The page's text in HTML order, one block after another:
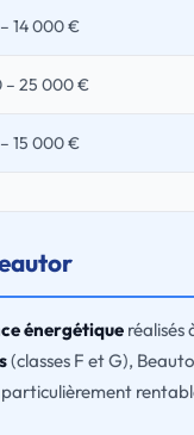
14 000 €
– 25 000 €
15 000 €
énergétique réalisés
(classes F et G),